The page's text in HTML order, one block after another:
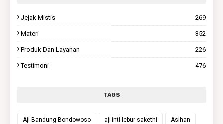
Jejak Mistis 269
Materi 352
Produk Dan Layanan 226
Testimoni 476
TAGS
Aji Bandung Bondowoso aji inti lebur sakethi Asihan